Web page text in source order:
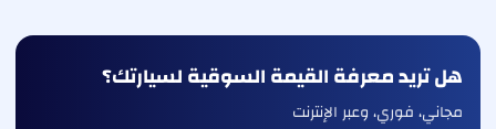
هل تريد معرفة القيمة السوقية لسيارتك؟
مجاني، فوري، وعبر الإنترنت